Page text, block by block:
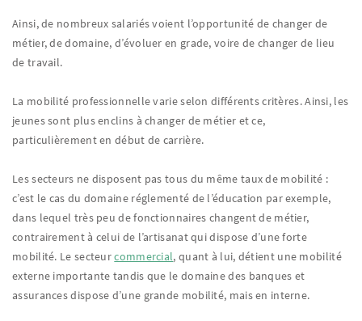
Ainsi, de nombreux salariés voient l’opportunité de changer de
métier, de domaine, d’évoluer en grade, voire de changer de lieu
de travail.
La mobilité professionnelle varie selon différents critères. Ainsi, les
jeunes sont plus enclins à changer de métier et ce,
particulièrement en début de carrière.
Les secteurs ne disposent pas tous du même taux de mobilité :
c’est le cas du domaine réglementé de l’éducation par exemple,
dans lequel très peu de fonctionnaires changent de métier,
contrairement à celui de l’artisanat qui dispose d’une forte
mobilité. Le secteurcommercial, quant à lui, détient une mobilité
externe importante tandis que le domaine des banques et
assurances dispose d’une grande mobilité, mais en interne.